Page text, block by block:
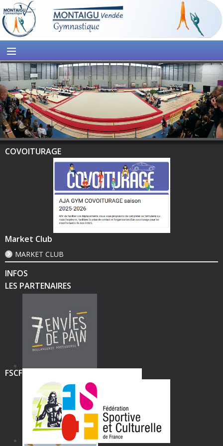
COVOITURAGE
Market Club
MARKET CLUB
INFOS
LES PARTENAIRES
FSCF